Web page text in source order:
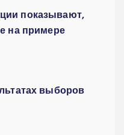
показывают,
на примере
выборов